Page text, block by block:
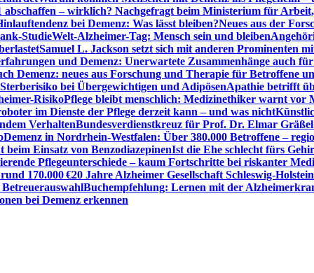
abschaffen – wirklich? Nachgefragt beim Ministerium für
bei Demenz: Was lässt bleiben?Neues aus der
StudieWelt-Alzheimer-Tag: Mensch sein und bleiben
Samuel L. Jackson setzt sich mit anderen Prominenten
und Demenz: Unerwartete Zusammenhänge auch
Demenz: neues aus Forschung und Therapie für Betroffene
bei Übergewichtigen und AdipösenApathie betrifft
RisikoPflege bleibt menschlich: Medizinethiker warnt vor
im Dienste der Pflege derzeit kann – und was nicht
VerhaltenBundesverdienstkreuz für Prof. Dr. Elmar
Demenz in Nordrhein-Westfalen: Über 380.000 Betroffene –
Einsatz von BenzodiazepinenIst die Ehe schlecht fürs
Pflegeunterschiede – kaum Fortschritte bei riskanter
170.000 €20 Jahre Alzheimer Gesellschaft Schleswig-
Buchempfehlung: Lernen mit der
bei Demenz erkennen